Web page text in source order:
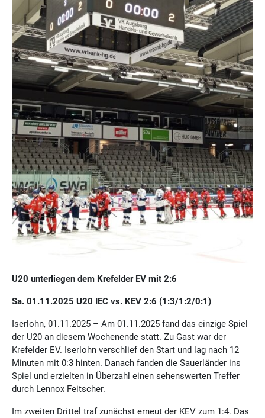
U20 unterliegen dem Krefelder EV mit 2:6
Sa. 01.11.2025 U20 IEC vs. KEV 2:6 (1:3/1:2/0:1)
Iserlohn, 01.11.2025 – Am 01.11.2025 fand das einzige Spiel
der U20 an diesem Wochenende statt. Zu Gast war der
Krefelder EV. Iserlohn verschlief den Start und lag nach 12
Minuten mit 0:3 hinten. Danach fanden die Sauerländer ins
Spiel und erzielten in Überzahl einen sehenswerten Treffer
durch Lennox Feitscher.
Im zweiten Drittel traf zunächst erneut der KEV zum 1:4. Das